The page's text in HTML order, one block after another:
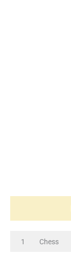
1 Chess